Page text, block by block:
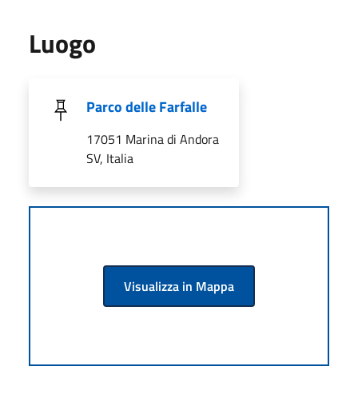
Luogo
Parco delle Farfalle
17051 Marina di Andora
SV, Italia
Visualizza in Mappa